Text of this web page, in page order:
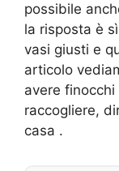
possibile
la risposta è
vasi giusti e
articolo
avere
raccogliere,
casa .